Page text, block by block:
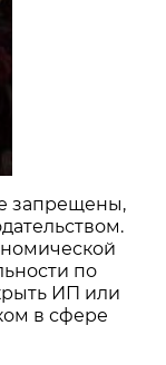
запрещены,
по
ИП или
в сфере